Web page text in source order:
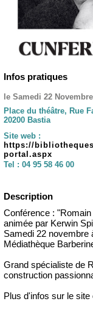
Infos pratiques
le Samedi 22
Place du théâtre, Rue
20200 Bastia
Site web :
https://
portal.aspx
Tel : 04 95 58 46 00
Description
Conférence :
animée par Kerwin
Samedi 22 novembre
Médiathèque
Grand spécialiste de
construction
Plus d'infos sur le site